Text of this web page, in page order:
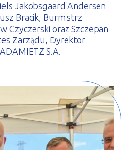
Jakobsgaard Andersen
Bracik, Burmistrz
Czyczerski oraz Szczepan
Zarządu, Dyrektor
S.A.